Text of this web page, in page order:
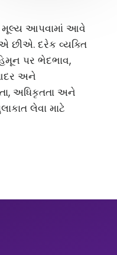
મૂલ્ય આપવામાં આવે
છીએ. દરેક વ્યક્તિ
પર ભેદભાવ,
અને
અધિકૃતતા અને
લેવા માટે